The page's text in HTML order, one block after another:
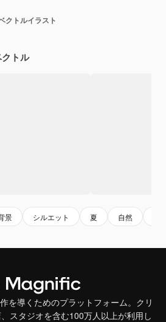
クトルイラスト
トル
景 シルエット 夏 自然
を導くためのプラットフォーム。クリ
スタジオを含む100万人以上が利用し